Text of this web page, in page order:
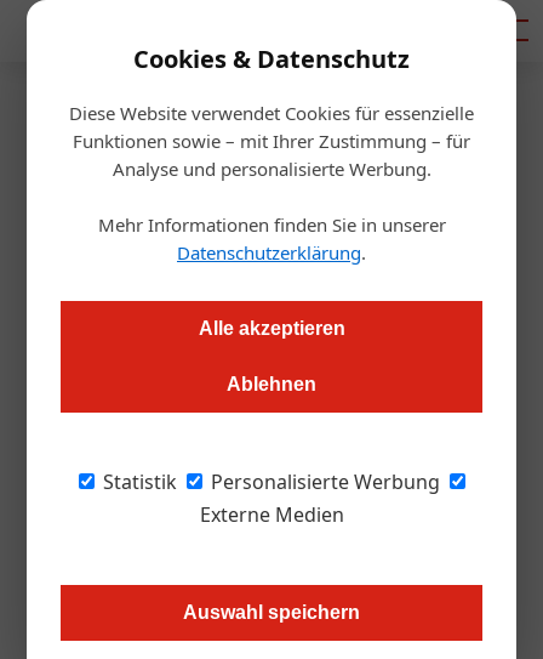
Cookies & Datenschutz
Diese Website verwendet Cookies für essenzielle
Funktionen sowie – mit Ihrer Zustimmung – für
Analyse und personalisierte Werbung.
Mehr Informationen finden Sie in unserer
Datenschutzerklärung.
Alle akzeptieren
Ablehnen
Statistik
Personalisierte Werbung
Externe Medien
Auswahl speichern
Startseite/Gastro & Hotel
Warum vertritt die ÖHV jetzt
auch Gastronomen?
Die Hotelliersvereinigung ÖHV will ihren Kreis an Mitgliedern
ab sofort auf die Gastronomie ausweiten. Welche Strategie
Generalsekretär Markus Gratzer wissen.
auf die Gastronomieaus?
Markus Gratzer:Die Gastronomie ist ein